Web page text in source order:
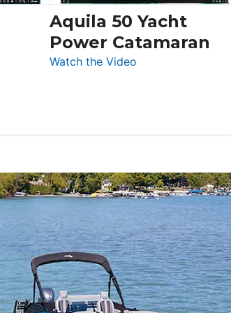
Aquila 50 Yacht
Power Catamaran
Watch the Video: